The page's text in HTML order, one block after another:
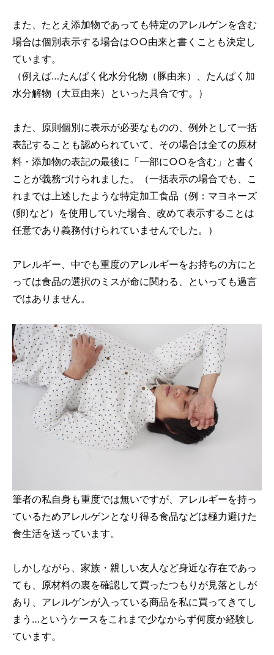
また、たとえ添加物であっても特定のアレルゲンを含む
場合は個別表示する場合は○○由来と書くことも決定し
ています。
（例えば…たんぱく化水分化物（豚由来）、たんぱく加
水分解物（大豆由来）といった具合です。）
また、原則個別に表示が必要なものの、例外として一括
表記することも認められていて、その場合は全ての原材
料・添加物の表記の最後に「一部に○○を含む」と書く
ことが義務づけられました。（一括表示の場合でも、こ
れまでは上述したような特定加工食品（例：マヨネーズ
(卵)など）を使用していた場合、改めて表示することは
任意であり義務付けられていませんでした。）
アレルギー、中でも重度のアレルギーをお持ちの方にと
っては食品の選択のミスが命に関わる、といっても過言
ではありません。
筆者の私自身も重度では無いですが、アレルギーを持っ
ているためアレルゲンとなり得る食品などは極力避けた
食生活を送っています。
しかしながら、家族・親しい友人など身近な存在であっ
ても、原材料の裏を確認して買ったつもりが見落としが
あり、アレルゲンが入っている商品を私に買ってきてし
まう…というケースをこれまで少なからず何度か経験し
ています。